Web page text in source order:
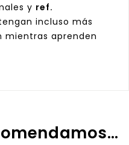
y ref.
incluso más
mientras aprenden